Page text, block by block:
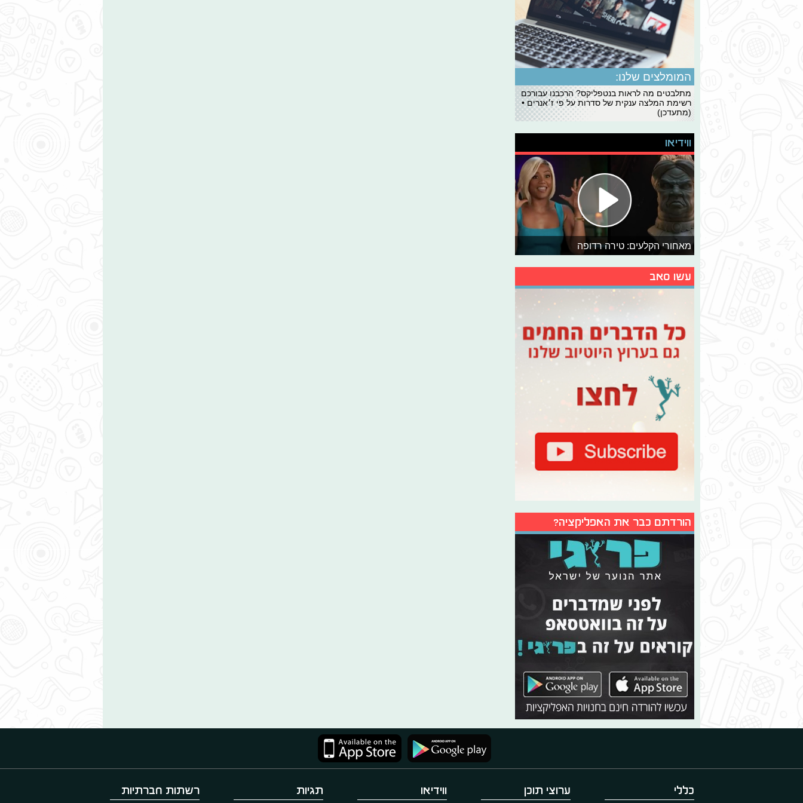
המומלצים שלנו:
מתלבטים מה לראות בנטפליקס? הרכבנו עבורכם
רשימת המלצה ענקית של סדרות על פי ז׳אנרים •
(מתעדכן)
ווידיאו
מאחורי הקלעים: טירה רדופה
עשו סאב
הורדתם כבר את האפליקציה?
כללי ערוצי תוכן ווידיאו תגיות רשתות חברתיות